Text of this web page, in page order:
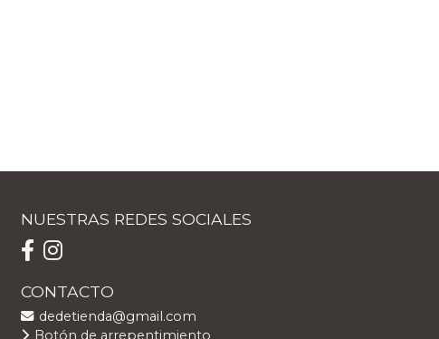
NUESTRAS REDES SOCIALES
CONTACTO
dedetienda@gmail.com
Botón de arrepentimiento